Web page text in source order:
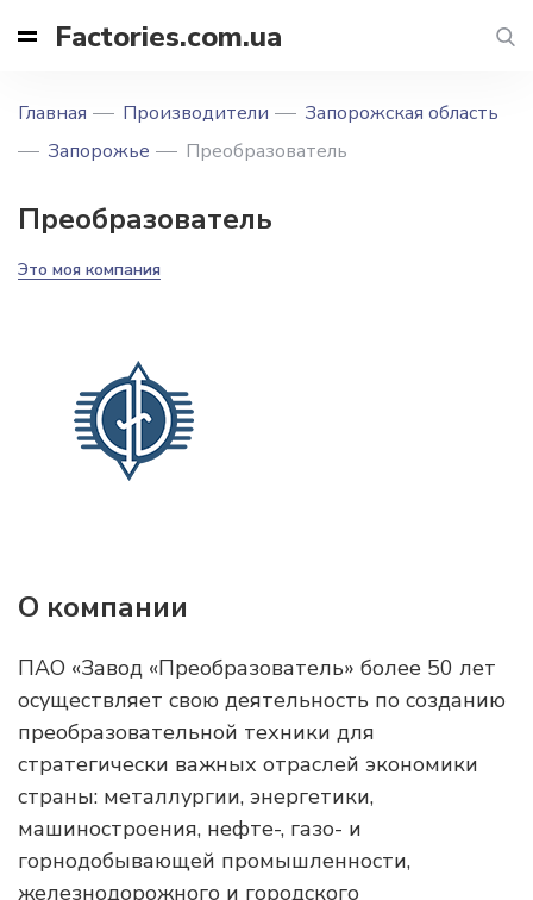
Factories.com.ua
Главная Производители
Запорожская область
Запорожье
Преобразователь
Преобразователь
Это моя компания
О компании
ПАО «Завод «Преобразователь» более 50 лет
осуществляет свою деятельность по созданию
преобразовательной техники для
стратегически важных отраслей экономики
страны: металлургии, энергетики,
машиностроения, нефте-, газо- и
горнодобывающей промышленности,
железнодорожного и городского